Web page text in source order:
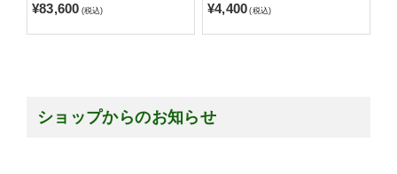
¥83,600 (税込) ¥4,400 (税込)
ショップからのお知らせ